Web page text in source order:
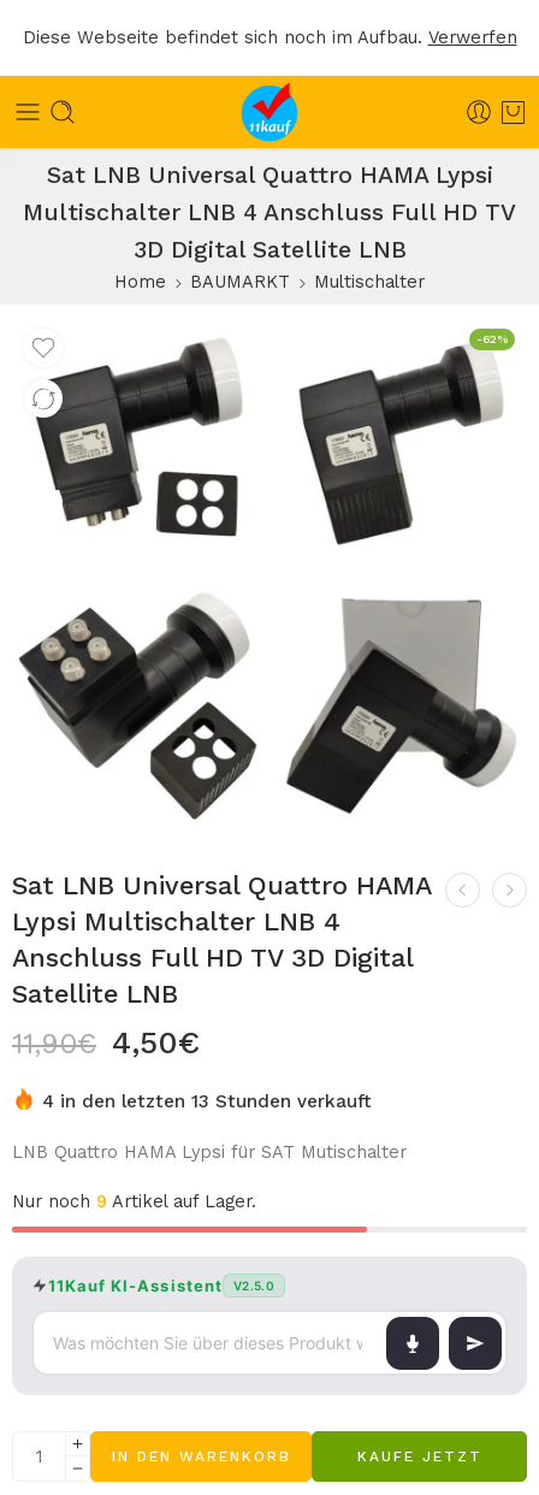
Diese Webseite befindet sich noch im Aufbau. Verwerfen
Sat LNB Universal Quattro HAMA Lypsi
Multischalter LNB 4 Anschluss Full HD TV
3D Digital Satellite LNB
Home BAUMARKT Multischalter
-62%
Sat LNB Universal Quattro HAMA
Lypsi Multischalter LNB 4
Anschluss Full HD TV 3D Digital
Satellite LNB
11,90€ 4,50€
4 in den letzten 13 Stunden verkauft
LNB Quattro HAMA Lypsi für SAT Mutischalter
Nur noch 9 Artikel auf Lager.
11Kauf KI-Assistent V2.5.0
IN DEN WARENKORB KAUFE JETZT